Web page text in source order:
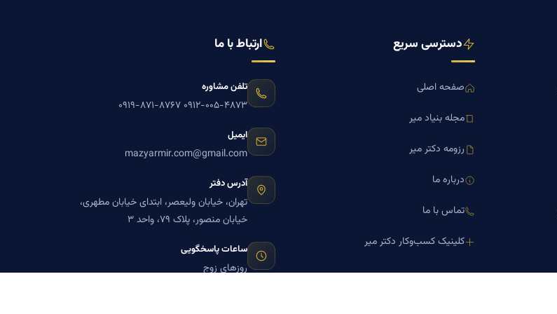
دسترسی سریع
صفحه اصلی
مجله بنیاد میر
رزومه دکتر میر
درباره ما
تماس با ما
کلینیک کسب‌وکار دکتر میر
ارتباط با ما
تلفن مشاوره
۰۹۱۲-۰۰۵-۴۸۷۳ ۰۹۱۹-۸۷۱-۸۷۶۷
ایمیل
mazyarmir.com@gmail.com
آدرس دفتر
تهران، خیابان ولیعصر، ابتدای خیابان مطهری،
خیابان منصور، پلاک ۷۹، واحد ۳
ساعات پاسخگویی
روزهای زوج